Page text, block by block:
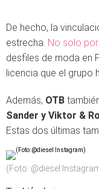
De hecho, la
estrecha. No solo por
desfiles de moda en
licencia que el grupo
Además, OTB
Sander y Viktor &
Estas dos últimas
(Foto: @diesel